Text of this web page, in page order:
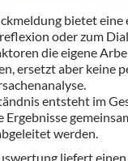
bietet
oder zum
die eigene
ersetzt aber keine
entsteht im
Ergebnisse
werden.
liefert